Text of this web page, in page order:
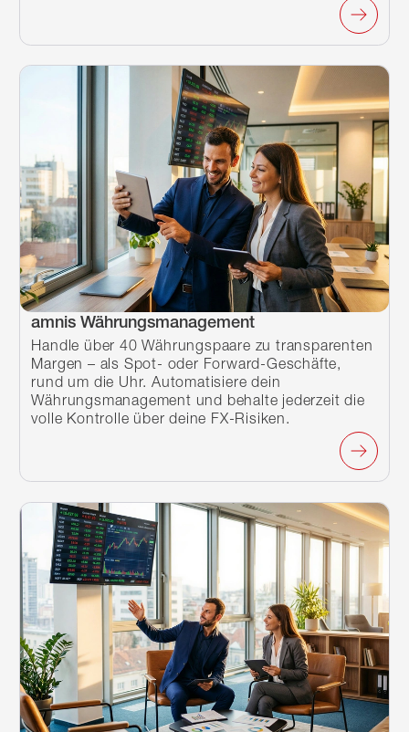
amnis Währungsmanagement
Handle über 40 Währungspaare zu transparenten
Margen – als Spot- oder Forward-Geschäfte,
rund um die Uhr. Automatisiere dein
Währungsmanagement und behalte jederzeit die
volle Kontrolle über deine FX-Risiken.